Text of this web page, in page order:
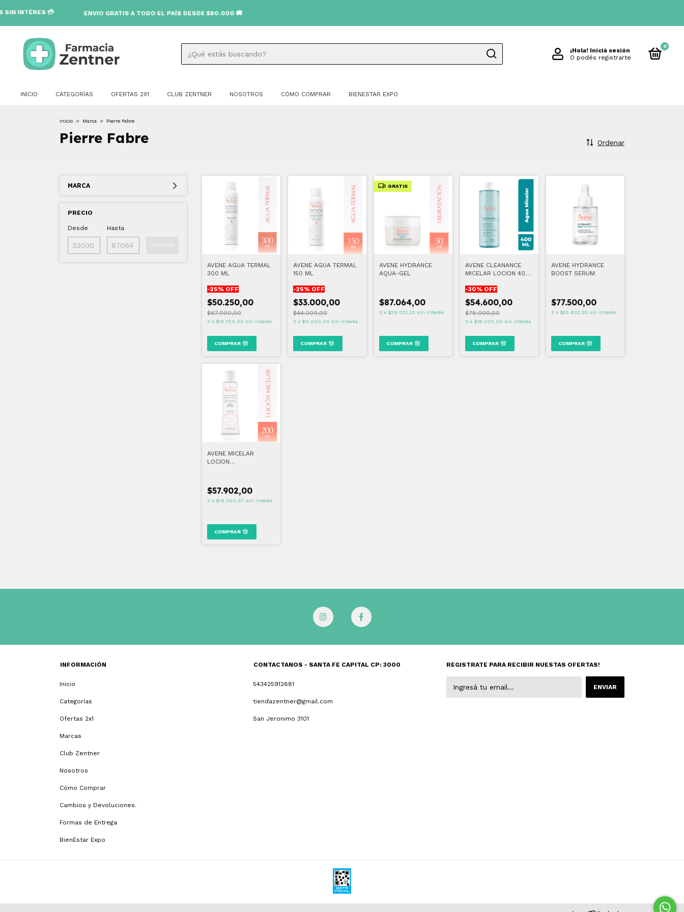
💳 ENVIO GRATIS A TODO EL PAÍS DESDE $80.000 🚚
¡Hola! Iniciá sesión
O podés registrarte
0
INICIO CATEGORÍAS OFERTAS 2X1 CLUB ZENTNER NOSOTROS CÓMO COMPRAR BIENESTAR EXPO
Inicio > Marca > Pierre Fabre
Pierre Fabre Ordenar
MARCA
PRECIO
Desde Hasta
AVENE AGUA TERMAL
300 ML
-25% OFF
$50.250,00
$67.000,00
3 x $16.750,00 sin interés
AVENE AGUA TERMAL
150 ML
-25% OFF
$33.000,00
$44.000,00
3 x $11.000,00 sin interés
GRATIS
AVENE HYDRANCE
AQUA-GEL
$87.064,00
3 x $29.021,33 sin interés
AVENE CLEANANCE
MICELAR LOCION 400
-30% OFF
$54.600,00
$78.000,00
3 x $18.200,00 sin interés
AVENE HYDRANCE
BOOST SERUM
$77.500,00
3 x $25.833,33 sin interés
AVENE MICELAR
LOCION
$57.902,00
3 x $19.300,67 sin interés
INFORMACIÓN
Inicio
Categorías
Ofertas 2x1
Marcas
Club Zentner
Nosotros
Cómo Comprar
Cambios y Devoluciones.
Formas de Entrega
BienEstar Expo
CONTACTANOS - SANTA FE CAPITAL CP: 3000
543425912681
tiendazentner@gmail.com
San Jeronimo 3101
REGISTRATE PARA RECIBIR NUESTAS OFERTAS!